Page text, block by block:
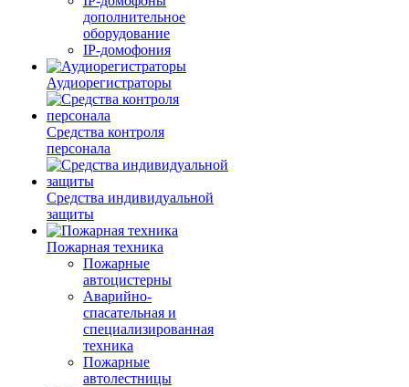
дополнительное
оборудование
IP-домофония
Аудиорегистраторы
Средства контроля
персонала
Средства индивидуальной
защиты
Пожарная техника
Пожарные
автоцистерны
Аварийно-
спасательная и
специализированная
техника
Пожарные
автолестницы